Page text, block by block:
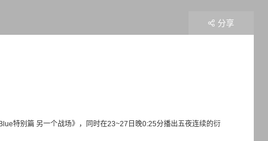
特别篇 另一个战场》，同时在23~27日晚0:25分播出五夜连续的衍
分享